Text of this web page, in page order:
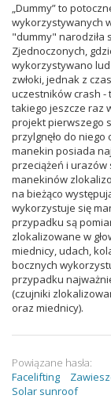
„Dummy” to
wykorzystywanych
"dummy" narodziła
Zjednoczonych,
wykorzystywano
zwłoki, jednak z
uczestników crash -
takiego jeszcze raz
projekt pierwszego
przylgnęło do niego
manekin posiada
przeciążeń i urazów
manekinów
na bieżąco
wykorzystuje się
przypadku są
zlokalizowane w
miednicy, udach,
bocznych
przypadku
(czujniki
oraz miednicy).
Powiązane hasła:
Facelifting
Solar sunroof